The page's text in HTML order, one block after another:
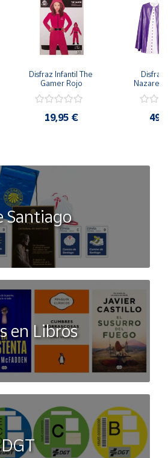
Disfraz Infantil The
Gamer Rojo
19,95 €
Disfraz
Santiago
en Libros